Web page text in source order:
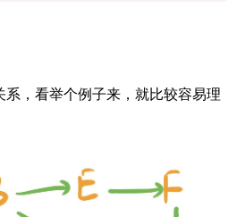
，看举个例子来，就比较容易理